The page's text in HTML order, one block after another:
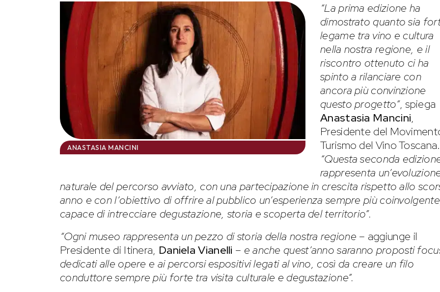
ANASTASIA MANCINI
“La prima edizione ha
dimostrato quanto sia
legame tra vino e cultura
nella nostra regione, e il
riscontro ottenuto ci ha
spinto a rilanciare con
ancora più convinzione
questo progetto”, spiega
Anastasia Mancini,
Presidente del
Turismo del Vino Toscana.
“Questa seconda
rappresenta
naturale del percorso avviato, con una partecipazione in crescita rispetto allo
anno e con l’obiettivo di offrire al pubblico un’esperienza sempre più
capace di intrecciare degustazione, storia e scoperta del territorio”.
“Ogni museo rappresenta un pezzo di storia della nostra regione – aggiunge il
Presidente di Itinera, Daniela Vianelli – e anche quest’anno saranno proposti
dedicati alle opere e ai percorsi espositivi legati al vino, così da creare un filo
conduttore sempre più forte tra visita culturale e degustazione”.